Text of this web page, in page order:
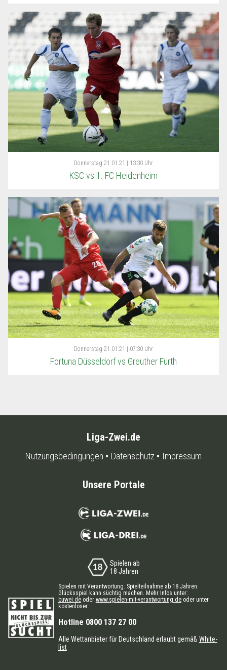
Donnerstag 21.01.21 | 13:30 Uhr
KSC vs 1. FC Heidenheim
Donnerstag 21.01.21 | 07:30 Uhr
Fortuna Düsseldorf vs Greuther Fürth
Liga-Zwei.de
Nutzungsbedingungen Datenschutz Impressum
Unsere Portale
Spielen ab
18 Jahren
Spielen mit Verantwortung. Spielteilnahme ab 18 Jahren.
Glücksspiel kann süchtig machen. Mehr Infos unter:
buwei.deoder www.spielen-mit-verantwortung.deoder unter
kostenloser
Hotline 0800 137 27 00
Alle Wettanbieter für Deutschland erlaubt gemäß White-
list